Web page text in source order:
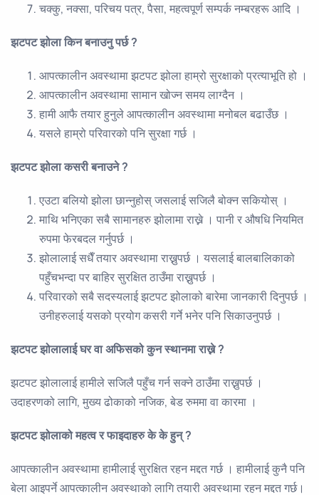
चक्कु, नक्सा, परिचय पत्र, पैसा, महत्वपूर्ण सम्पर्क नम्बरहरू आदि ।
झटपट झोला किन बनाउनु पर्छ?
आपत्कालीन अवस्थामा झटपट झोला हाम्रो सुरक्षाको प्रत्याभूति हो ।
आपत्कालीन अवस्थामा सामान खोज्न समय लाग्दैन ।
हामी आफै तयार हुनुले आपत्कालीन अवस्थामा मनोबल बढाउँछ ।
यसले हाम्रो परिवारको पनि सुरक्षा गर्छ ।
झटपट झोला कसरी बनाउने?
एउटा बलियो झोला छान्नुहोस् जसलाई सजिलै बोक्न सकियोस् ।
माथि भनिएका सबै सामानहरु झोलामा राख्ने । पानी र औषधि नियमित
रुपमा फेरबदल गर्नुपर्छ ।
झोलालाई सधैँ तयार अवस्थामा राख्नुपर्छ । यसलाई बालबालिकाको
पहुँचभन्दा पर बाहिर सुरक्षित ठाउँमा राख्नुपर्छ ।
परिवारको सबै सदस्यलाई झटपट झोलाको बारेमा जानकारी दिनुपर्छ ।
उनीहरुलाई यसको प्रयोग कसरी गर्ने भनेर पनि सिकाउनुपर्छ ।
झटपट झोलालाई घर वा अफिसको कुन स्थानमा राख्ने ?
झटपट झोलालाई हामीले सजिलै पहुँच गर्न सक्ने ठाउँमा राख्नुपर्छ ।
उदाहरणको लागि, मुख्य ढोकाको नजिक, बेड रुममा वा कारमा ।
झटपट झोलाको महत्व र फाइदाहरु के के हुन्?
आपत्कालीन अवस्थामा हामीलाई सुरक्षित रहन मद्दत गर्छ । हामीलाई कुनै पनि
बेला आइपर्ने आपत्कालीन अवस्थाको लागि तयारी अवस्थामा रहन मद्दत गर्छ।